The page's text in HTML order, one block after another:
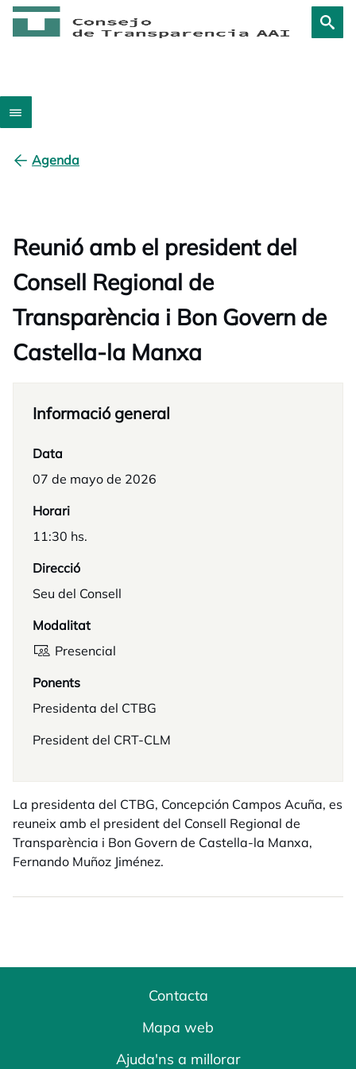
Agenda
Reunió amb el president del
Consell Regional de
Transparència i Bon Govern de
Castella-la Manxa
Informació general
Data
07 de mayo de 2026
Horari
11:30 hs.
Direcció
Seu del Consell
Modalitat
Presencial
Ponents
Presidenta del CTBG
President del CRT-CLM
La presidenta del CTBG, Concepción Campos Acuña, es
reuneix amb el president del Consell Regional de
Transparència i Bon Govern de Castella-la Manxa,
Fernando Muñoz Jiménez.
Contacta
Mapa web
Ajuda'ns a millorar